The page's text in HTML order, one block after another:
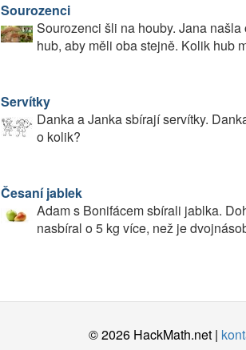
Sourozenci
Sourozenci šli na houby. Jana
hub, aby měli oba stejně. Kolik hub
Servítky
Danka a Janka sbírají servítky.
o kolik?
Česaní jablek
Adam s Bonifácem sbírali jablka.
nasbíral o 5 kg více, než je
© 2026 HackMath.net |